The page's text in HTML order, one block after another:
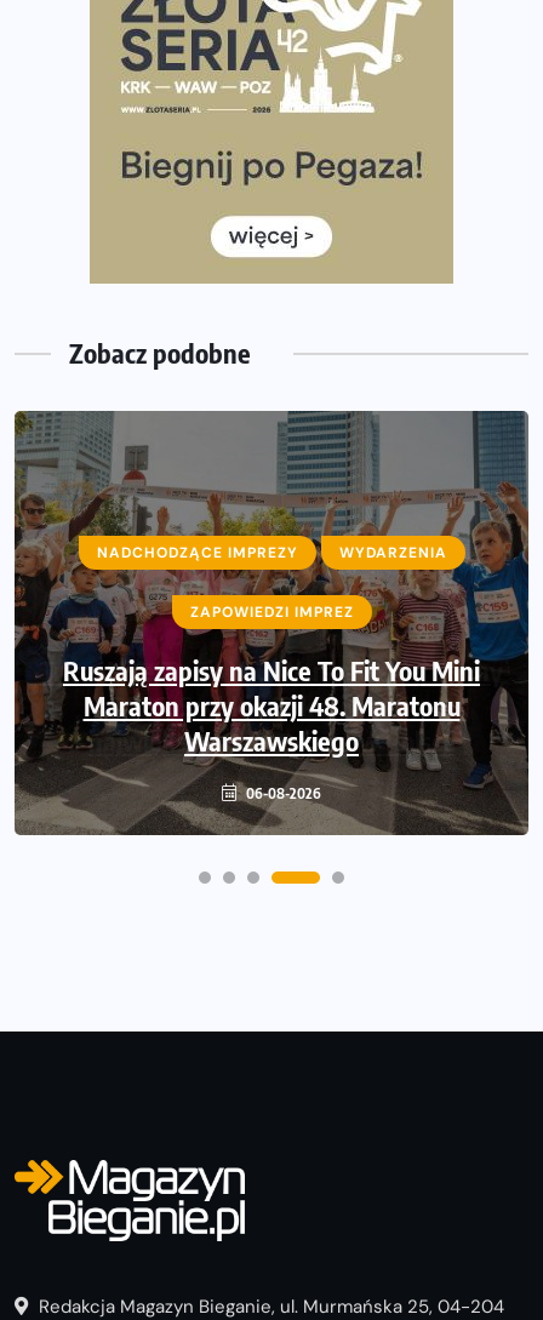
Ponad 12 tysięcy uczestników pobiegło dla Bohaterów!
Tętno vs tempo – czym kierować się w bieganiu?
Co ma dużo białka? Produkty, które warto włączyć do
Rozbiegany Olsztyn szykuje się na weekend z
Już w tę sobotę 35. Bieg Powstania Warszawskiego.
Wystartuje rekordowa liczba uczestników
Zobacz podobne
NADCHODZĄCE IMPREZY WYDARZENIA
ZAPOWIEDZI IMPREZ
Ruszają zapisy na Nice To Fit You Mini
Maraton przy okazji 48. Maratonu
Warszawskiego
06-08-2026
Redakcja Magazyn Bieganie, ul. Murmańska 25, 04-204